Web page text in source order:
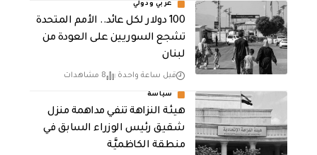
عربي ودولي
100 دولار لكل عائد.. الأمم المتحدة
تشجع السوريين على العودة من
لبنان
قبل ساعة واحدة 8 مشاهدات
سياسة
هيئة النزاهة تنفي مداهمة منزل
شقيق رئيس الوزراء السابق في
منطقة الكاظميَّة